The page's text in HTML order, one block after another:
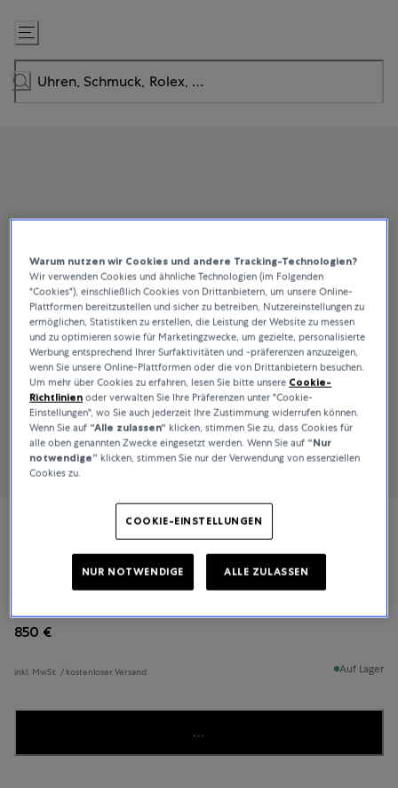
Zum
Inhalt
springen
TAMARA COMOLLI
850 €
inkl. MwSt. / kostenloser Versand Auf Lager
...
Warum nutzen wir Cookies und andere Tracking-Technologien?
Wir verwenden Cookies und ähnliche Technologien (im Folgenden
"Cookies"), einschließlich Cookies von Drittanbietern, um unsere Online-
Plattformen bereitzustellen und sicher zu betreiben, Nutzereinstellungen zu
ermöglichen, Statistiken zu erstellen, die Leistung der Website zu messen
und zu optimieren sowie für Marketingzwecke, um gezielte, personalisierte
Werbung entsprechend Ihrer Surfaktivitäten und -präferenzen anzuzeigen,
wenn Sie unsere Online-Plattformen oder die von Drittanbietern besuchen.
Um mehr über Cookies zu erfahren, lesen Sie bitte unsere Cookie-
Richtlinien oder verwalten Sie Ihre Präferenzen unter "Cookie-
Einstellungen", wo Sie auch jederzeit Ihre Zustimmung widerrufen können.
Wenn Sie auf “Alle zulassen“ klicken, stimmen Sie zu, dass Cookies für
alle oben genannten Zwecke eingesetzt werden. Wenn Sie auf “Nur
notwendige” klicken, stimmen Sie nur der Verwendung von essenziellen
Cookies zu.
COOKIE-EINSTELLUNGEN
NUR NOTWENDIGE ALLE ZULASSEN